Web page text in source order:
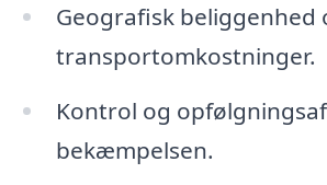
Geografisk beliggenhed
transportomkostninger.
Kontrol og
bekæmpelsen.